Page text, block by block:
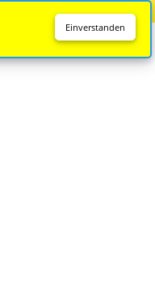
Einverstanden